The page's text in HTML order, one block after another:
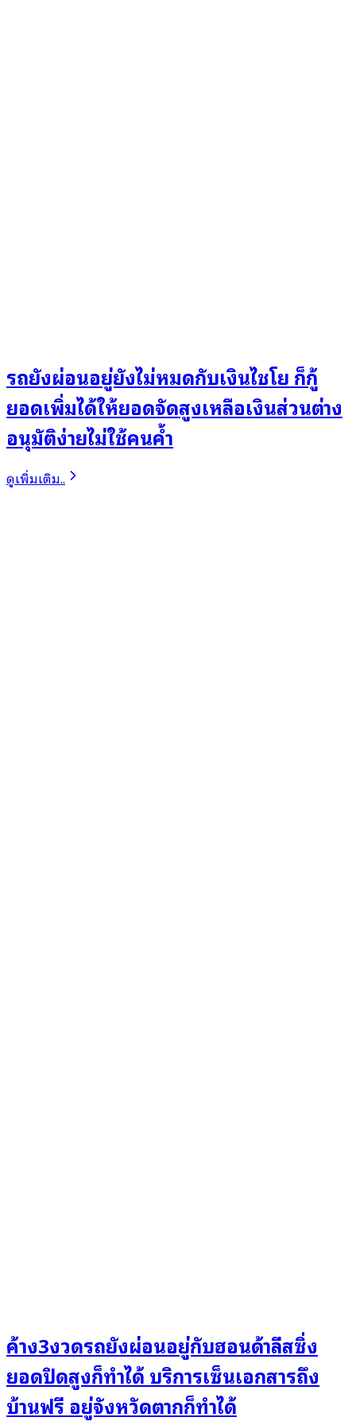
รถยังผ่อนอยู่ยังไม่หมดกับเงินไชโย ก็กู้
ยอดเพิ่มได้ให้ยอดจัดสูงเหลือเงินส่วนต่าง
อนุมัติง่ายไม่ใช้คนค้ำ
ดูเพิ่มเติม..
ค้าง3งวดรถยังผ่อนอยู่กับฮอนด้าลีสซิ่ง
ยอดปิดสูงก็ทำได้ บริการเซ็นเอกสารถึง
บ้านฟรี อยู่จังหวัดตากก็ทำได้